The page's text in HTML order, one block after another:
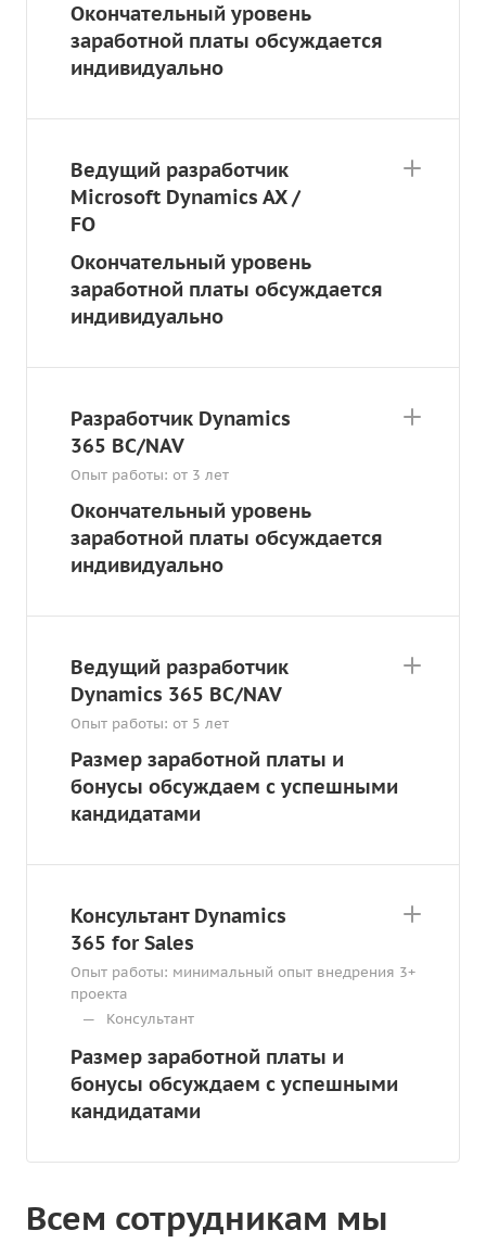
Окончательный уровень
заработной платы обсуждается
индивидуально
Ведущий разработчик
Microsoft Dynamics AX /
FO
Окончательный уровень
заработной платы обсуждается
индивидуально
Разработчик Dynamics
365 BC/NAV
Опыт работы: от 3 лет
Окончательный уровень
заработной платы обсуждается
индивидуально
Ведущий разработчик
Dynamics 365 BC/NAV
Опыт работы: от 5 лет
Размер заработной платы и
бонусы обсуждаем с успешными
кандидатами
Консультант Dynamics
365 for Sales
Опыт работы: минимальный опыт внедрения 3+
проекта
— Консультант
Размер заработной платы и
бонусы обсуждаем с успешными
кандидатами
Всем сотрудникам мы